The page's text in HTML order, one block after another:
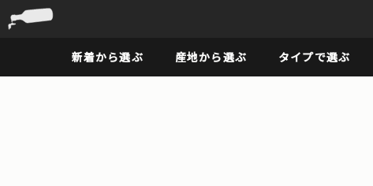
新着から選ぶ 産地から選ぶ タイプで選ぶ